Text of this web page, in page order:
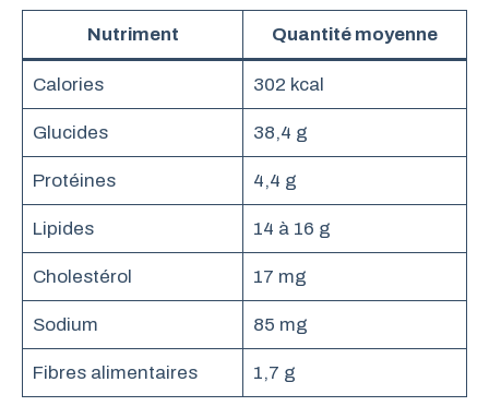
Nutriment Quantité moyenne
Calories 302 kcal
Glucides 38,4 g
Protéines 4,4 g
Lipides 14 à 16 g
Cholestérol 17 mg
Sodium 85 mg
Fibres alimentaires 1,7 g